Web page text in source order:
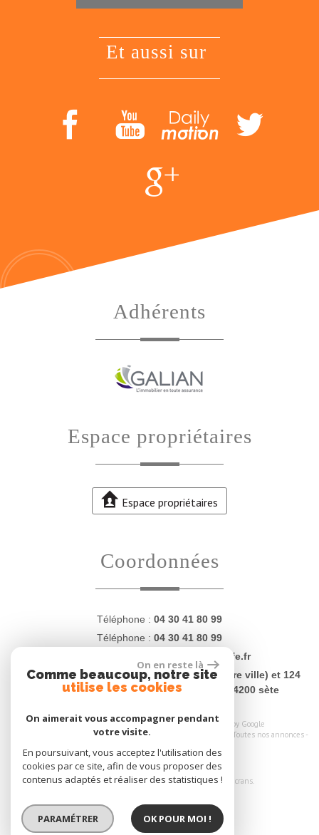
et aussi sur
adhérents
espace propriétaires
Espace propriétaires
coordonnées
Téléphone : 04 30 41 80 99
Téléphone : 04 30 41 80 99
contact@proprietesdugolfe.fr
Adresse :4 Quai Charles Lemaresquier (centre ville) et 124
rue Jean Vilar (plages - La Corniche) - 34200 sète
© 2026 | Tous droits réservés | Traduction powered by Google
Mentions légales-Nos honoraires Toutes nos annonces-
Site internet compatible multi-supports,
un seul site adaptable à tous les types d'écrans.
On en reste là
Comme beaucoup, notre site
utilise les cookies
On aimerait vous accompagner pendant
votre visite.
En poursuivant, vous acceptez l'utilisation des
cookies par ce site, afin de vous proposer des
contenus adaptés et réaliser des statistiques !
PARAMÉTRER OK POUR MOI !